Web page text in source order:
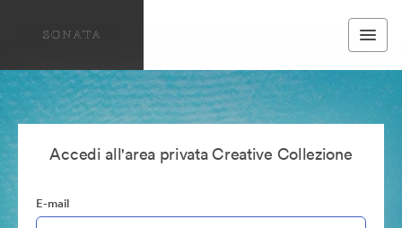
Accedi all'area privata Creative Collezione
E-mail